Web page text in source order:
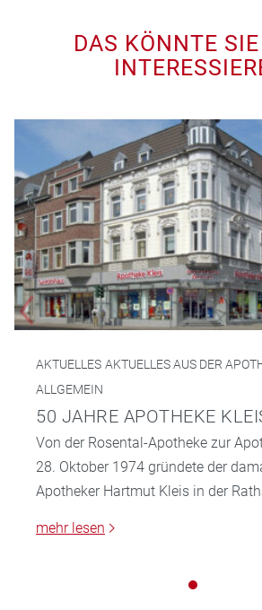
DAS KÖNNTE
AKTUELLES AKTUELLES AUS DER
ALLGEMEIN
50 JAHRE APOTHEKE
Von der Rosental-Apotheke zur
28. Oktober 1974 gründete der
Apotheker Hartmut Kleis in der
mehr lesen